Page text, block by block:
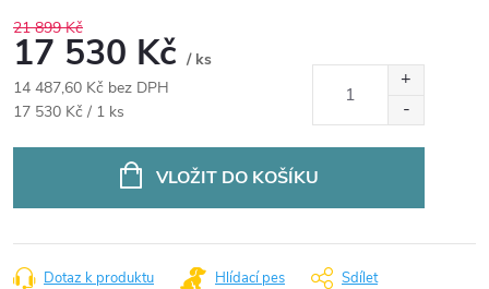
21 899 Kč
17 530 Kč / ks
14 487,60 Kč bez DPH
Měrná
17 530 Kč / 1 ks
VLOŽIT DO KOŠÍKU
Dotaz k produktu Hlídací pes Sdílet